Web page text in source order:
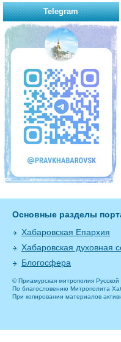
Telegram
Основные разделы
Хабаровская Епархия
Хабаровская духовная
Блогосфера
© Приамурская митрополия
По благословению Митрополита
При копировании материалов